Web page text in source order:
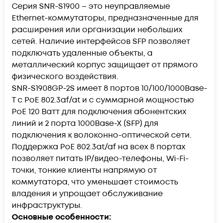
Серия SNR-S1900 – это неуправляемые
Ethernet-коммутаторы, предназначенные для
расширения или организации небольших
сетей. Наличие интерфейсов SFP позволяет
подключать удаленные объекты, а
металлический корпус защищает от прямого
физического воздействия.
SNR-S1908GP-2S имеет 8 портов 10/100/1000Base-
T c PoE 802.3af/at и с суммарной мощностью
PoE 120 Ватт для подключения абонентских
линий и 2 порта 1000Base-X (SFP) для
подключения к волоконно-оптической сети.
Поддержка PoE 802.3at/af на всех 8 портах
позволяет питать IP/видео-телефоны, Wi-Fi-
точки, тонкие клиенты напрямую от
коммутатора, что уменьшает стоимость
владения и упрощает обслуживание
инфраструктуры.
Основные особенности: